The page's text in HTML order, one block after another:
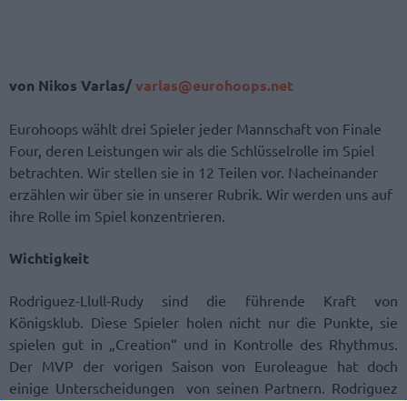
von Nikos Varlas/varlas@eurohoops.net
Eurohoops wählt drei Spieler jeder Mannschaft von Finale
Four, deren Leistungen wir als die Schlüsselrolle im Spiel
betrachten. Wir stellen sie in 12 Teilen vor. Nacheinander
erzählen wir über sie in unserer Rubrik. Wir werden uns auf
ihre Rolle im Spiel konzentrieren.
Wichtigkeit
Rodriguez-Llull-Rudy sind die führende Kraft von
Königsklub. Diese Spieler holen nicht nur die Punkte, sie
spielen gut in „Creation“ und in Kontrolle des Rhythmus.
Der MVP der vorigen Saison von Euroleague hat doch
einige Unterscheidungen von seinen Partnern. Rodriguez